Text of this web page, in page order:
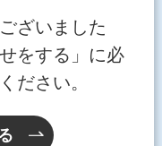
ざいました
をする」に必
ださい。